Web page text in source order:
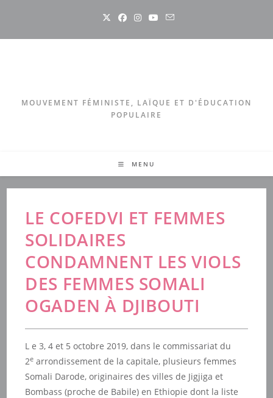
content
MOUVEMENT FÉMINISTE, LAÏQUE ET D'ÉDUCATION
POPULAIRE
MENU
LE COFEDVI ET FEMMES
SOLIDAIRES
CONDAMNENT LES VIOLS
DES FEMMES SOMALI
OGADEN À DJIBOUTI
L e 3, 4 et 5 octobre 2019, dans le commissariat du
2e arrondissement de la capitale, plusieurs femmes
Somali Darode, originaires des villes de Jigjiga et
Bombass (proche de Babile) en Ethiopie dont la liste